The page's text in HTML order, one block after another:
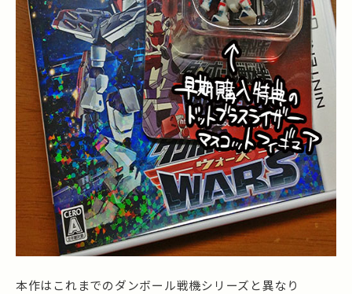
本作はこれまでのダンボール戦機シリーズと異なり